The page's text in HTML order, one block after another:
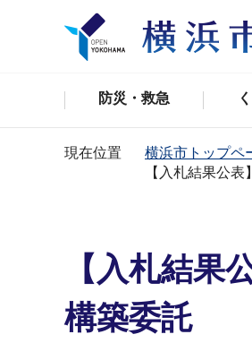
防災・救急
現在位置 横浜市トップペ
【入札結果公
【入札結果
構築委託